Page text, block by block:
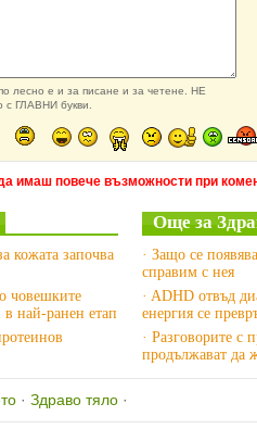
лесно е и за писане и за четене. НЕ
с ГЛАВНИ букви.
имаш повече възможности при
кожата започва
човешките
най-ранен етап
Още за
· Защо се
справим с нея
· ADHD отвъд
енергия се
· Разговорите с
продължават да
· Здраво тяло ·